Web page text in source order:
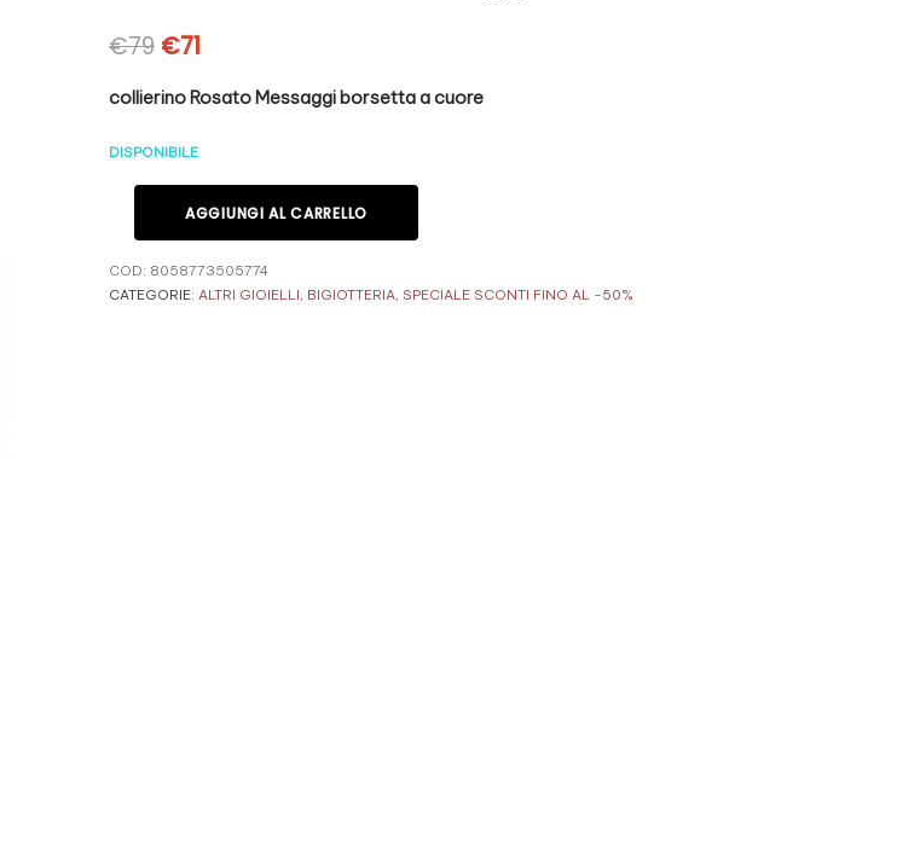
€79 €71
collierino Rosato Messaggi borsetta a cuore
DISPONIBILE
AGGIUNGI AL CARRELLO
COD: 8058773505774
CATEGORIE: ALTRI GIOIELLI, BIGIOTTERIA, SPECIALE SCONTI FINO AL -50%